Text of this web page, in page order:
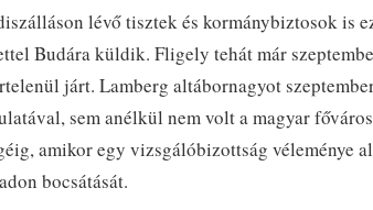
lévő tisztek és kormánybiztosok is
Budára küldik. Fligely tehát már
járt. Lamberg altábornagyot
sem anélkül nem volt a magyar
amikor egy vizsgálóbizottság véleménye
bocsátását.